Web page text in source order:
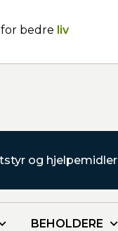
bedre liv
og hjelpemidler
BEHOLDERE